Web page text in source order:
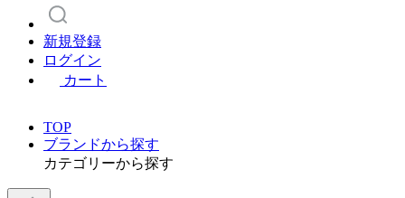
新規登録
ログイン
カート
TOP
ブランドから探す
カテゴリーから探す